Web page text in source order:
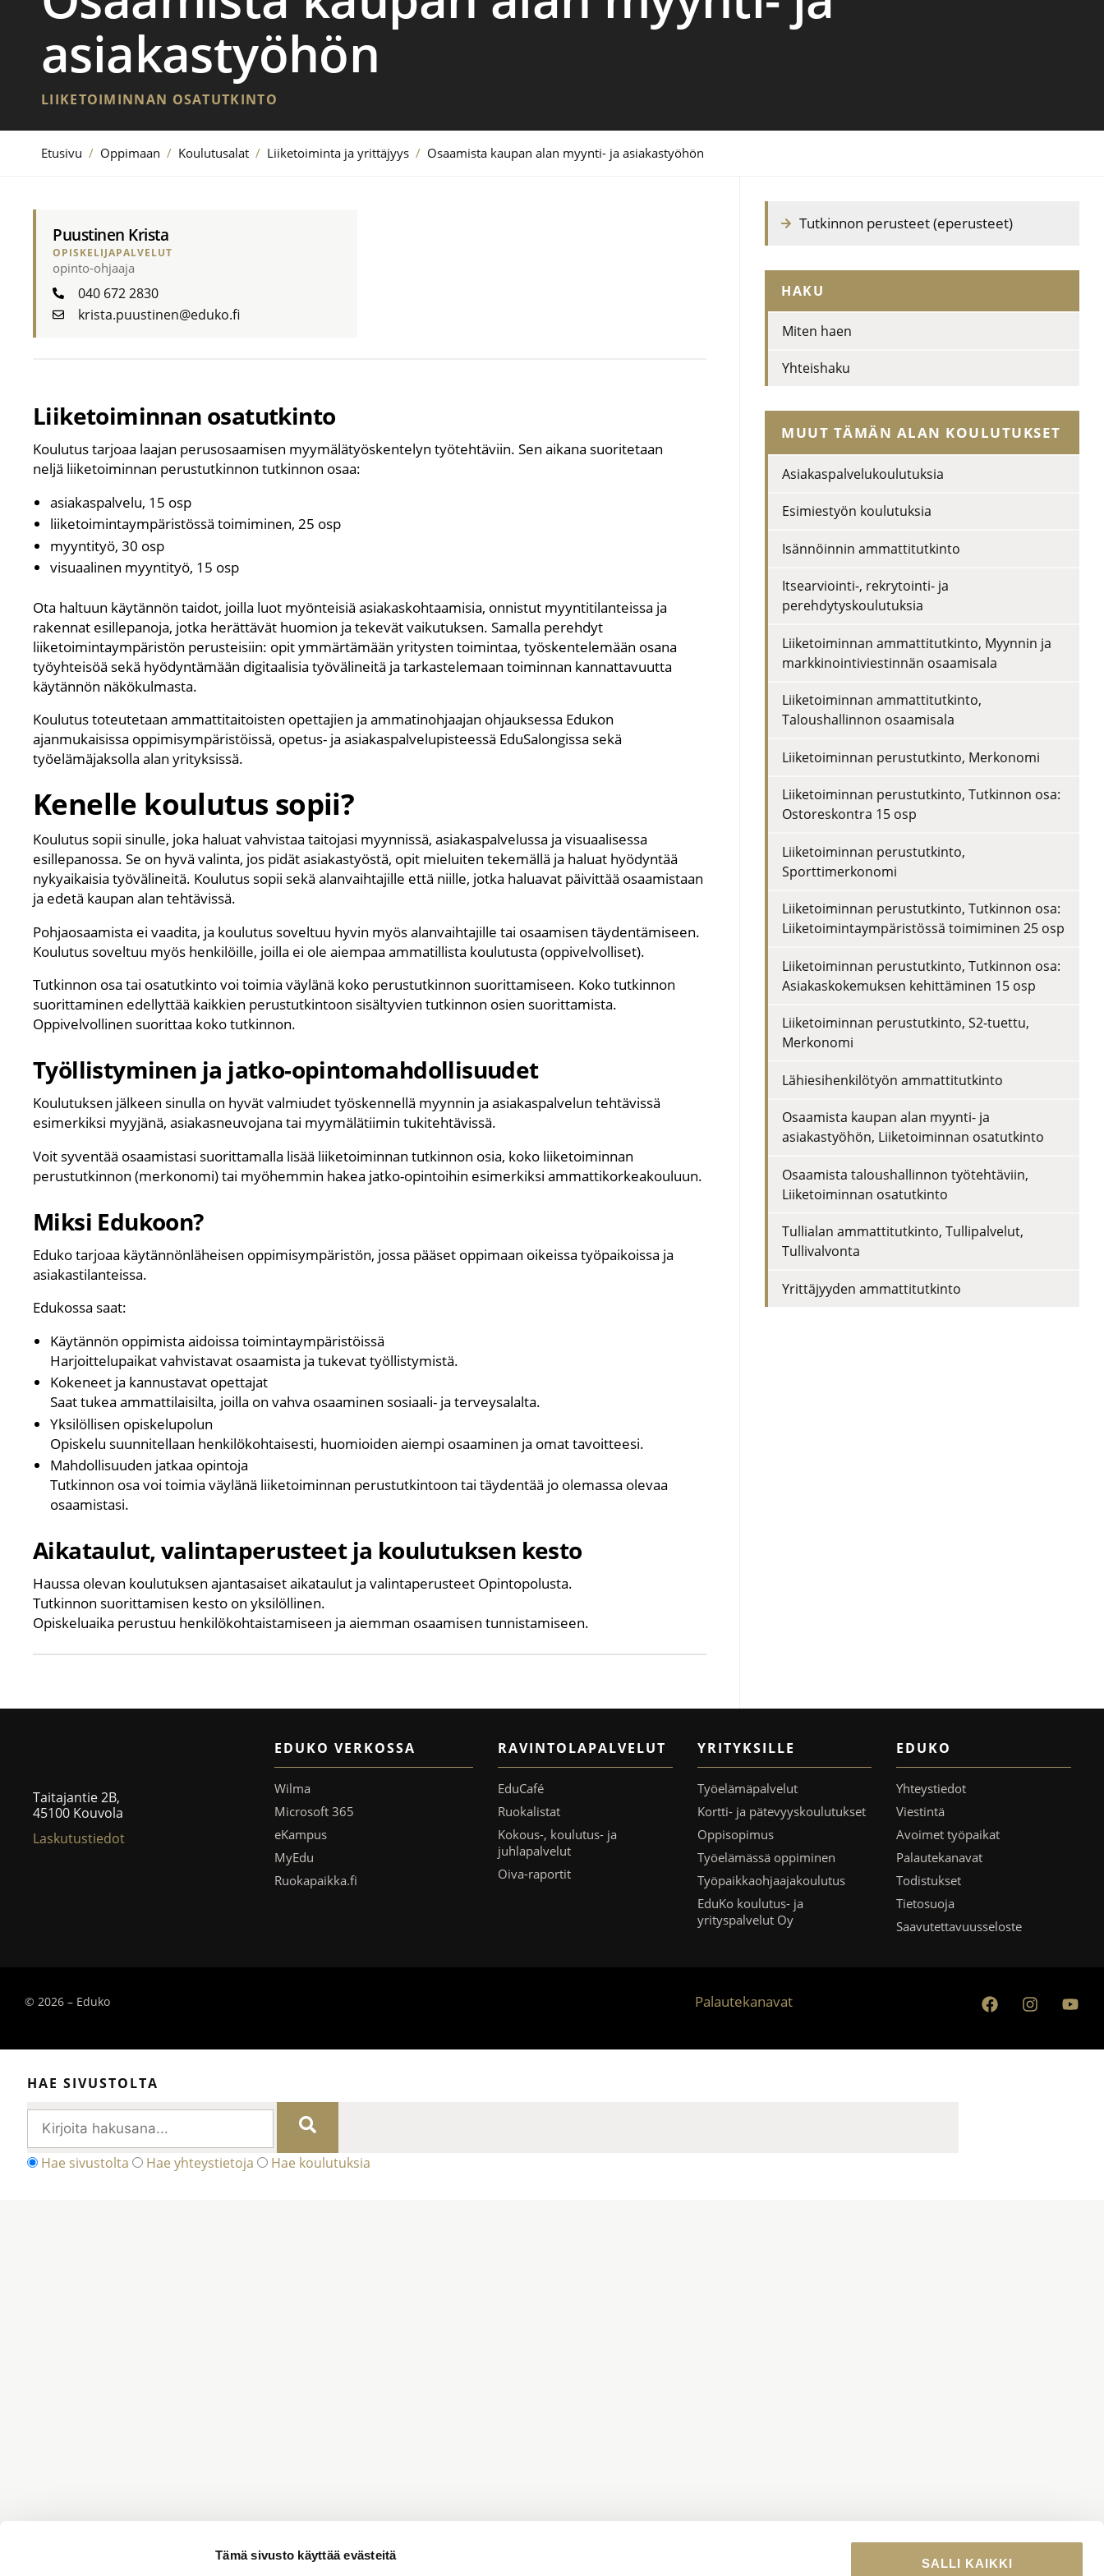
Tämä sivusto käyttää evästeitä
SALLI KAIKKI
asiakastyöhön
LIIKETOIMINNAN OSATUTKINTO
Etusivu / Oppimaan / Koulutusalat / Liiketoiminta ja yrittäjyys / Osaamista kaupan alan myynti- ja asiakastyöhön
Puustinen Krista
OPISKELIJAPALVELUT
opinto-ohjaaja
040 672 2830
krista.puustinen@eduko.fi
Liiketoiminnan osatutkinto
Koulutus tarjoaa laajan perusosaamisen myymälätyöskentelyn työtehtäviin. Sen aikana suoritetaan
neljä liiketoiminnan perustutkinnon tutkinnon osaa:
asiakaspalvelu, 15 osp
liiketoimintaympäristössä toimiminen, 25 osp
myyntityö, 30 osp
visuaalinen myyntityö, 15 osp
Ota haltuun käytännön taidot, joilla luot myönteisiä asiakaskohtaamisia, onnistut myyntitilanteissa ja
rakennat esillepanoja, jotka herättävät huomion ja tekevät vaikutuksen. Samalla perehdyt
liiketoimintaympäristön perusteisiin: opit ymmärtämään yritysten toimintaa, työskentelemään osana
työyhteisöä sekä hyödyntämään digitaalisia työvälineitä ja tarkastelemaan toiminnan kannattavuutta
käytännön näkökulmasta.
Koulutus toteutetaan ammattitaitoisten opettajien ja ammatinohjaajan ohjauksessa Edukon
ajanmukaisissa oppimisympäristöissä, opetus- ja asiakaspalvelupisteessä EduSalongissa sekä
työelämäjaksolla alan yrityksissä.
Kenelle koulutus sopii?
Koulutus sopii sinulle, joka haluat vahvistaa taitojasi myynnissä, asiakaspalvelussa ja visuaalisessa
esillepanossa. Se on hyvä valinta, jos pidät asiakastyöstä, opit mieluiten tekemällä ja haluat hyödyntää
nykyaikaisia työvälineitä. Koulutus sopii sekä alanvaihtajille että niille, jotka haluavat päivittää osaamistaan
ja edetä kaupan alan tehtävissä.
Pohjaosaamista ei vaadita, ja koulutus soveltuu hyvin myös alanvaihtajille tai osaamisen täydentämiseen.
Koulutus soveltuu myös henkilöille, joilla ei ole aiempaa ammatillista koulutusta (oppivelvolliset).
Tutkinnon osa tai osatutkinto voi toimia väylänä koko perustutkinnon suorittamiseen. Koko tutkinnon
suorittaminen edellyttää kaikkien perustutkintoon sisältyvien tutkinnon osien suorittamista.
Oppivelvollinen suorittaa koko tutkinnon.
Työllistyminen ja jatko-opintomahdollisuudet
Koulutuksen jälkeen sinulla on hyvät valmiudet työskennellä myynnin ja asiakaspalvelun tehtävissä
esimerkiksi myyjänä, asiakasneuvojana tai myymälätiimin tukitehtävissä.
Voit syventää osaamistasi suorittamalla lisää liiketoiminnan tutkinnon osia, koko liiketoiminnan
perustutkinnon (merkonomi) tai myöhemmin hakea jatko-opintoihin esimerkiksi ammattikorkeakouluun.
Miksi Edukoon?
Edukotarjoaa käytännönläheisen oppimisympäristön, jossa pääset oppimaan oikeissa työpaikoissa ja
asiakastilanteissa.
Edukossa saat:
Käytännön oppimista aidoissa toimintaympäristöissä
Harjoittelupaikat vahvistavat osaamista ja tukevat työllistymistä.
Kokeneet ja kannustavat opettajat
Saat tukea ammattilaisilta, joilla on vahva osaaminen sosiaali- ja terveysalalta.
Yksilöllisen opiskelupolun
Opiskelu suunnitellaan henkilökohtaisesti, huomioiden aiempi osaaminen ja omat tavoitteesi.
Mahdollisuuden jatkaa opintoja
Tutkinnon osa voi toimia väylänä liiketoiminnan perustutkintoon tai täydentää jo olemassa olevaa
osaamistasi.
Aikataulut, valintaperusteet ja koulutuksen kesto
Haussa olevan koulutuksen ajantasaiset aikataulut ja valintaperusteet Opintopolusta.
Tutkinnon suorittamisen kesto on yksilöllinen.
Opiskeluaika perustuu henkilökohtaistamiseen ja aiemman osaamisen tunnistamiseen.
Tutkinnon perusteet (eperusteet)
HAKU
Miten haen
Yhteishaku
MUUT TÄMÄN ALAN KOULUTUKSET
Asiakaspalvelukoulutuksia
Esimiestyön koulutuksia
Isännöinnin ammattitutkinto
Itsearviointi-, rekrytointi- ja
perehdytyskoulutuksia
Liiketoiminnan ammattitutkinto, Myynnin ja
markkinointiviestinnän osaamisala
Liiketoiminnan ammattitutkinto,
Taloushallinnon osaamisala
Liiketoiminnan perustutkinto, Merkonomi
Liiketoiminnan perustutkinto, Tutkinnon osa:
Ostoreskontra 15 osp
Liiketoiminnan perustutkinto,
Sporttimerkonomi
Liiketoiminnan perustutkinto, Tutkinnon osa:
Liiketoimintaympäristössä toimiminen 25 osp
Liiketoiminnan perustutkinto, Tutkinnon osa:
Asiakaskokemuksen kehittäminen 15 osp
Liiketoiminnan perustutkinto, S2-tuettu,
Merkonomi
Lähiesihenkilötyön ammattitutkinto
Osaamista kaupan alan myynti- ja
asiakastyöhön, Liiketoiminnan osatutkinto
Osaamista taloushallinnon työtehtäviin,
Liiketoiminnan osatutkinto
Tullialan ammattitutkinto, Tullipalvelut,
Tullivalvonta
Yrittäjyyden ammattitutkinto
Taitajantie 2B,
45100 Kouvola
Laskutustiedot
EDUKO VERKOSSA
Wilma
Microsoft 365
eKampus
MyEdu
Ruokapaikka.fi
RAVINTOLAPALVELUT
EduCafé
Ruokalistat
Kokous-, koulutus- ja
juhlapalvelut
Oiva-raportit
YRITYKSILLE
Työelämäpalvelut
Kortti- ja pätevyyskoulutukset
Oppisopimus
Työelämässä oppiminen
Työpaikkaohjaajakoulutus
EduKo koulutus- ja
yrityspalvelut Oy
EDUKO
Yhteystiedot
Viestintä
Avoimet työpaikat
Palautekanavat
Todistukset
Tietosuoja
Saavutettavuusseloste
© 2026 – Eduko Palautekanavat
HAE SIVUSTOLTA
Hae sivustolta Hae yhteystietoja Hae koulutuksia